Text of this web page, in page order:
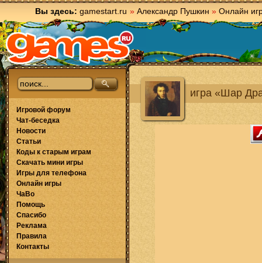
Вы здесь: gamestart.ru » Александр Пушкин » Онлайн
игра «Шар
Игровой форум
Чат-беседка
Новости
Статьи
Коды к старым играм
Скачать мини игры
Игры для телефона
Онлайн игры
ЧаВо
Помощь
Спасибо
Реклама
Правила
Контакты